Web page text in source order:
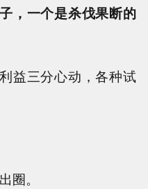
，一个是杀伐果断的
益三分心动，各种试
圈。